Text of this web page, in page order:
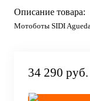
Описание товара:
Мотоботы SIDI
34 290 руб.